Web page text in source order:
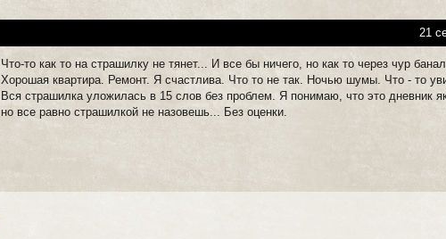
21
Что-то как то на страшилку не тянет... И все бы ничего, но как то через чур
Хорошая квартира. Ремонт. Я счастлива. Что то не так. Ночью шумы. Что - то
Вся страшилка уложилась в 15 слов без проблем. Я понимаю, что это дневник
но все равно страшилкой не назовешь... Без оценки.